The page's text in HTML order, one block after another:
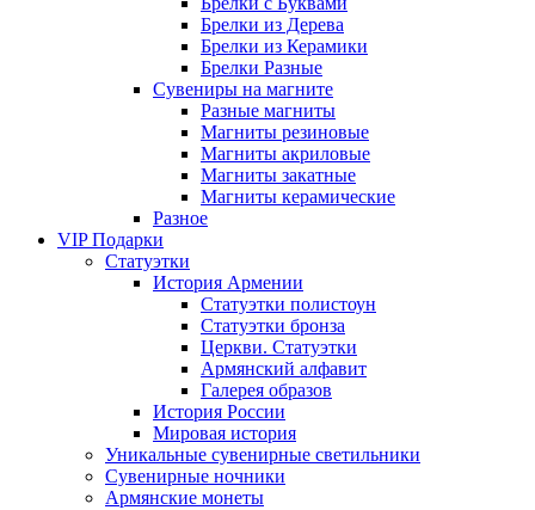
Брелки из Дерева
Брелки из Керамики
Брелки Разные
Сувениры на магните
Разные магниты
Магниты резиновые
Магниты акриловые
Магниты закатные
Магниты керамические
Разное
VIP Подарки
Статуэтки
История Армении
Статуэтки полистоун
Статуэтки бронза
Церкви. Статуэтки
Армянский алфавит
Галерея образов
История России
Мировая история
Уникальные сувенирные светильники
Сувенирные ночники
Армянские монеты